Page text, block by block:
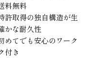
無料
取得の独自構造が生
かな耐久性
てでも安心のワーク
付き